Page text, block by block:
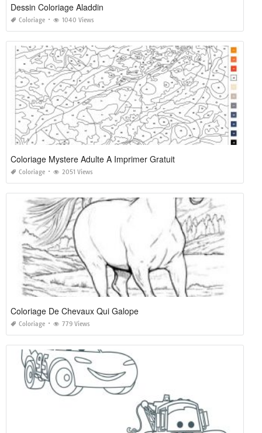
Dessin Coloriage Aladdin
Coloriage 1040 Views
Coloriage Mystere Adulte A Imprimer Gratuit
Coloriage 2051 Views
Coloriage De Chevaux Qui Galope
Coloriage 779 Views